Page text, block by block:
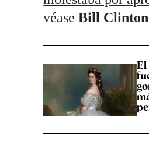
véaseBill Clinton
El